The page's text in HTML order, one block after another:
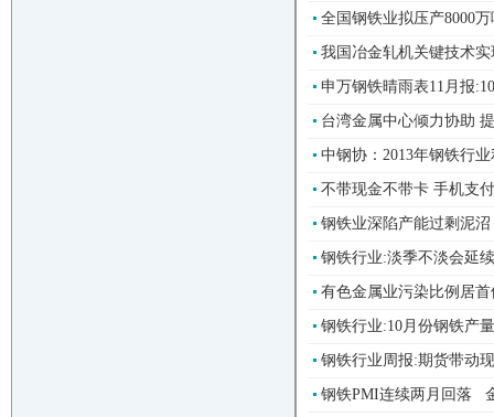
全国钢铁业拟压产8000
我国冶金轧机关键技术
申万钢铁晴雨表11月报
台湾金属中心倾力协助
中钢协：2013年钢铁行
不带现金不带卡 手机支
钢铁业深陷产能过剩泥
钢铁行业:淡季不淡会延
有色金属业污染比例居
钢铁行业:10月份钢铁产
钢铁行业周报:期货带动
钢铁PMI连续两月回落